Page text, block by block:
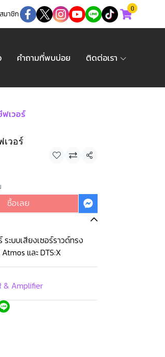
มาชิก
0
คำถามที่พบบ่อย ติดต่อเรา
ฟเวอร์
เวอร์
แชร์
ซื้อเลย
ะบบเสียงเซอร์ราวด์ทรง
และ DTS:X
& Amplifier